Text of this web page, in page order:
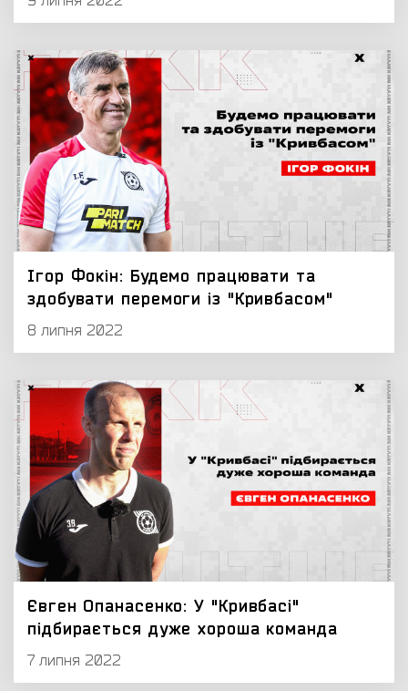
Ігор Фокін: Будемо працювати та
здобувати перемоги із "Кривбасом"
8 липня 2022
Євген Опанасенко: У "Кривбасі"
підбирається дуже хороша команда
7 липня 2022